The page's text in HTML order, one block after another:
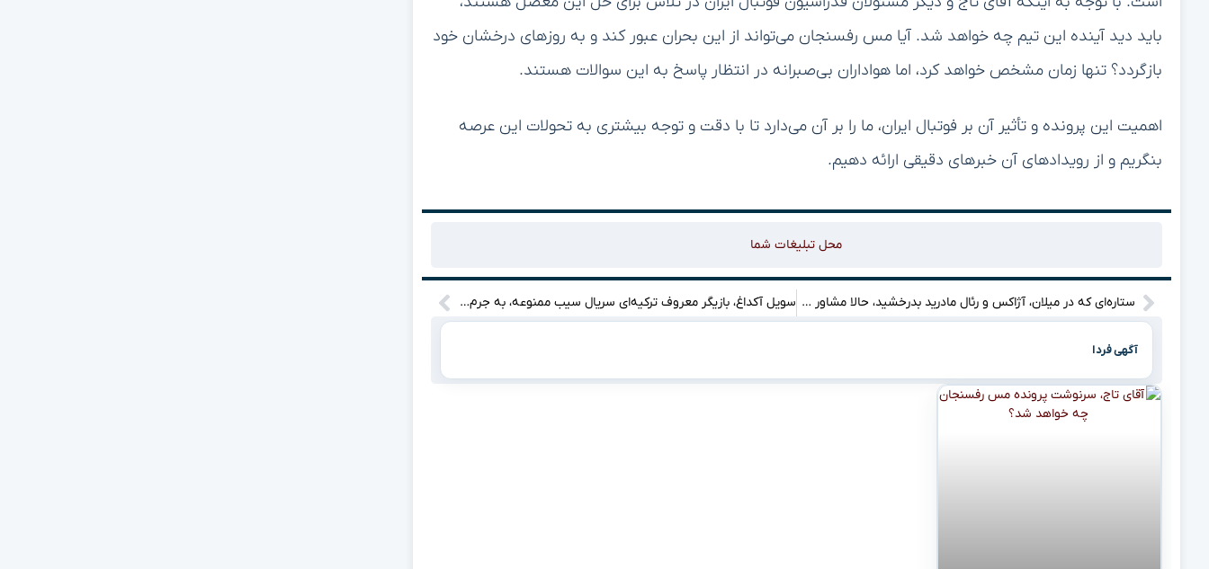
باید دید آینده این تیم چه خواهد شد. آیا مس رفسنجان می‌تواند از این بحران عبور کند و به روزهای درخشان خود
بازگردد؟ تنها زمان مشخص خواهد کرد، اما هواداران بی‌صبرانه در انتظار پاسخ به این سوالات هستند.
اهمیت این پرونده و تأثیر آن بر فوتبال ایران، ما را بر آن می‌دارد تا با دقت و توجه بیشتری به تحولات این عرصه
بنگریم و از رویدادهای آن خبرهای دقیقی ارائه دهیم.
محل تبلیغات شما
ستاره‌ای که در میلان، آژاکس و رئال مادرید بدرخشید، حالا مشاور ورزشی استقلال شده است! آیا این تغییر می‌تواند سرنوشت تیم را دگرگون کند؟ سویل آکداغ، بازیگر معروف ترکیه‌ای سریال سیب ممنوعه، به جرم قتل دستگیر شد! جزئیات این خبر شگفت‌انگیز و تصاویر او را از دست ندهید!
آگهی فردا